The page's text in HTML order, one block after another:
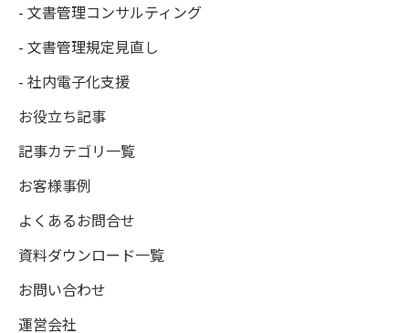
- 文書管理コンサルティング
- 文書管理規定見直し
- 社内電子化支援
お役立ち記事
記事カテゴリ一覧
お客様事例
よくあるお問合せ
資料ダウンロード一覧
お問い合わせ
運営会社